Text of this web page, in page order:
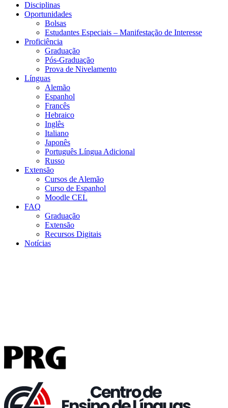
Disciplinas
Oportunidades
Bolsas
Estudantes Especiais – Manifestação de Interesse
Proficiência
Graduação
Pós-Graduação
Prova de Nivelamento
Línguas
Alemão
Espanhol
Francês
Hebraico
Inglês
Italiano
Japonês
Português Língua Adicional
Russo
Extensão
Cursos de Alemão
Curso de Espanhol
Moodle CEL
FAQ
Graduação
Extensão
Recursos Digitais
Notícias